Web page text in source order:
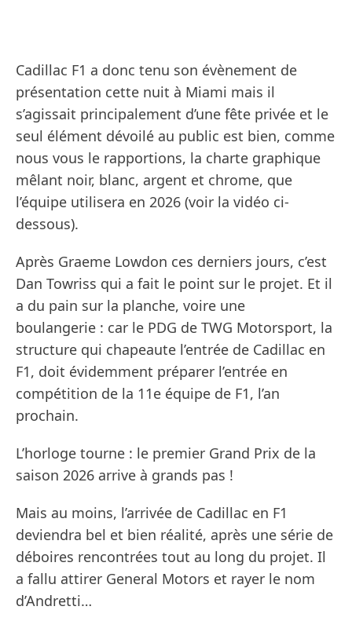
Cadillac F1 a donc tenu son évènement de
présentation cette nuit à Miami mais il
s’agissait principalement d’une fête privée et le
seul élément dévoilé au public est bien, comme
nous vous le rapportions, la charte graphique
mêlant noir, blanc, argent et chrome, que
l’équipe utilisera en 2026 (voir la vidéo ci-
dessous).
Après Graeme Lowdon ces derniers jours, c’est
Dan Towriss qui a fait le point sur le projet. Et il
a du pain sur la planche, voire une
boulangerie : car le PDG de TWG Motorsport, la
structure qui chapeaute l’entrée de Cadillac en
F1, doit évidemment préparer l’entrée en
compétition de la 11e équipe de F1, l’an
prochain.
L’horloge tourne : le premier Grand Prix de la
saison 2026 arrive à grands pas !
Mais au moins, l’arrivée de Cadillac en F1
deviendra bel et bien réalité, après une série de
déboires rencontrées tout au long du projet. Il
a fallu attirer General Motors et rayer le nom
d’Andretti…